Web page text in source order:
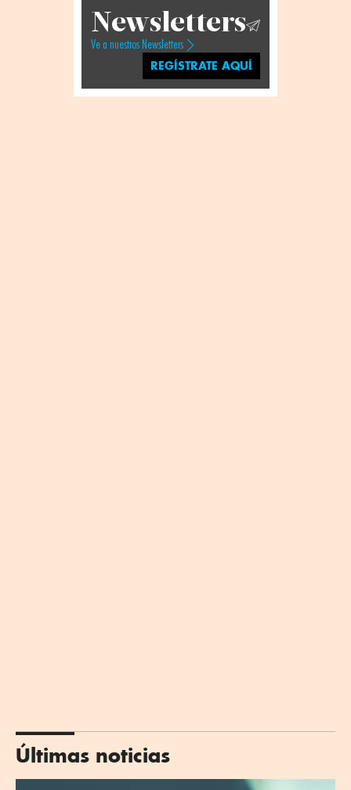
Newsletters
Ve a nuestros Newsletters
REGÍSTRATE AQUÍ
Últimas noticias